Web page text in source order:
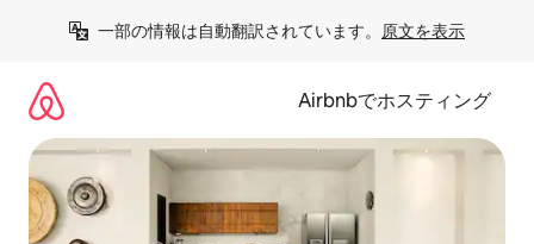
一部の情報は自動翻訳されています。 原文を表示
Airbnbでホスティング